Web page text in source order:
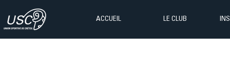
ACCUEIL LE CLUB